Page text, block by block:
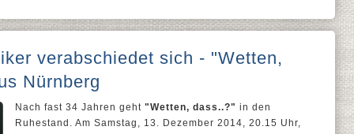
verabschiedet sich - "Wetten,
Nürnberg
Nach fast 34 Jahren geht "Wetten, dass..?" in den
Ruhestand. Am Samstag, 13. Dezember 2014, 20.15 Uhr,